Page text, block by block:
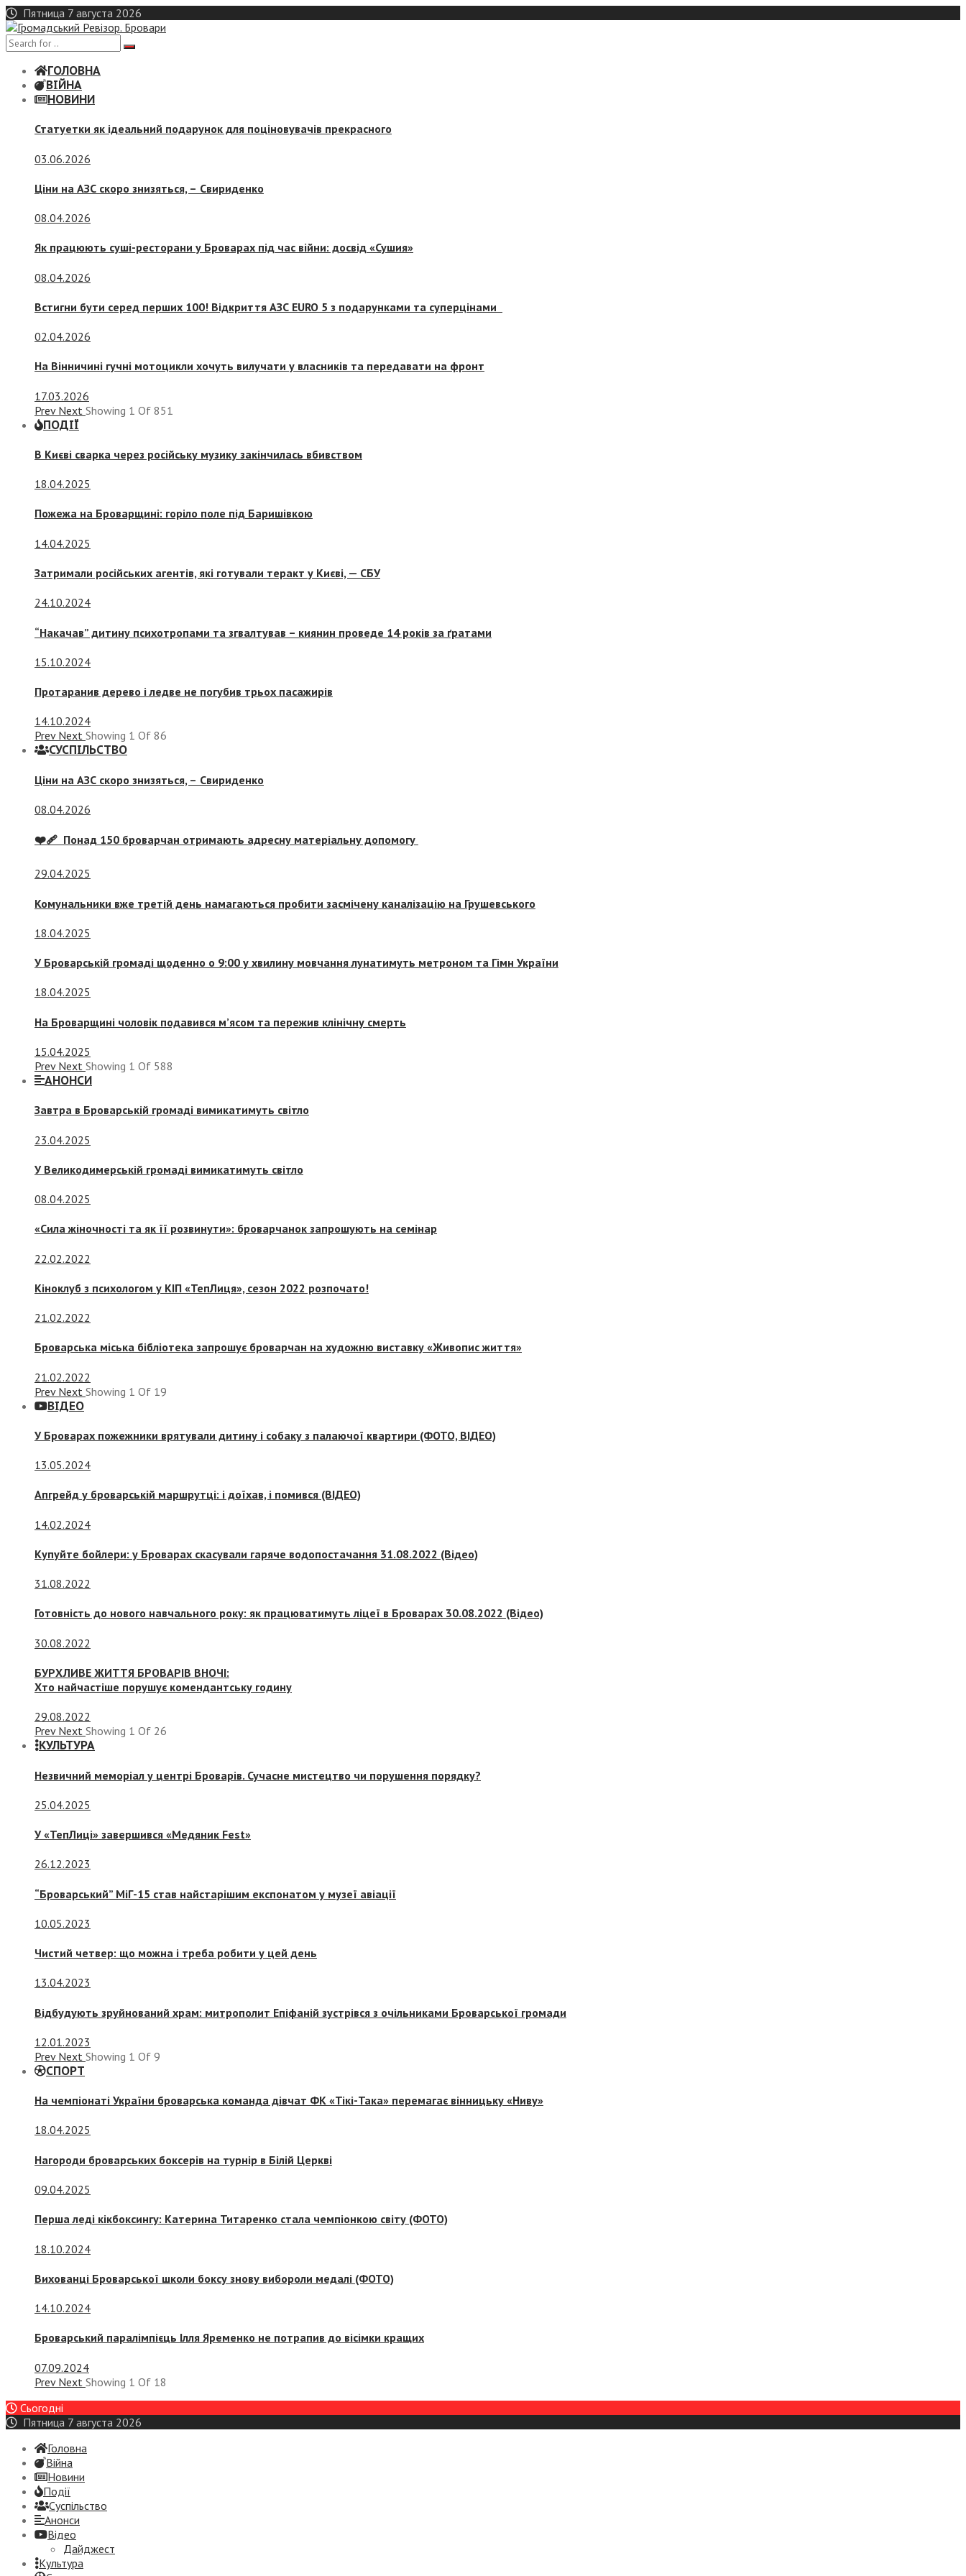
Skip
to
content
Пятница 7 августа 2026
ГОЛОВНА
ВІЙНА
НОВИНИ
Статуетки як ідеальний подарунок для поціновувачів прекрасного
03.06.2026
Ціни на АЗС скоро знизяться, – Свириденко
08.04.2026
Як працюють суші-ресторани у Броварах під час війни: досвід «Сушия»
08.04.2026
Встигни бути серед перших 100! Відкриття АЗС EURO 5 з подарунками та суперцінами
02.04.2026
На Вінничині гучні мотоцикли хочуть вилучати у власників та передавати на фронт
17.03.2026
Prev Next Showing 1 Of 851
ПОДІЇ
В Києві сварка через російську музику закінчилась вбивством
18.04.2025
Пожежа на Броварщині: горіло поле під Баришівкою
14.04.2025
Затримали російських агентів, які готували теракт у Києві, — СБУ
24.10.2024
“Накачав” дитину психотропами та згвалтував – киянин проведе 14 років за ґратами
15.10.2024
Протаранив дерево і ледве не погубив трьох пасажирів
14.10.2024
Prev Next Showing 1 Of 86
СУСПIЛЬСТВО
Ціни на АЗС скоро знизяться, – Свириденко
08.04.2026
❤️‍🩹 Понад 150 броварчан отримають адресну матеріальну допомогу
29.04.2025
Комунальники вже третій день намагаються пробити засмічену каналізацію на Грушевського
18.04.2025
У Броварській громаді щоденно о 9:00 у хвилину мовчання лунатимуть метроном та Гімн України
18.04.2025
На Броварщині чоловік подавився м’ясом та пережив клінічну смерть
15.04.2025
Prev Next Showing 1 Of 588
АНОНСИ
Завтра в Броварській громаді вимикатимуть світло
23.04.2025
У Великодимерській громаді вимикатимуть світло
08.04.2025
«Сила жіночності та як її розвинути»: броварчанок запрошують на семінар
22.02.2022
Кіноклуб з психологом у КІП «ТепЛиця», сезон 2022 розпочато!
21.02.2022
Броварська міська бібліотека запрошує броварчан на художню виставку «Живопис життя»
21.02.2022
Prev Next Showing 1 Of 19
ВІДЕО
У Броварах пожежники врятували дитину і собаку з палаючої квартири (ФОТО, ВІДЕО)
13.05.2024
Апгрейд у броварській маршрутці: і доїхав, і помився (ВІДЕО)
14.02.2024
Купуйте бойлери: у Броварах скасували гаряче водопостачання 31.08.2022 (Відео)
31.08.2022
Готовність до нового навчального року: як працюватимуть ліцеї в Броварах 30.08.2022 (Відео)
30.08.2022
БУРХЛИВЕ ЖИТТЯ БРОВАРІВ ВНОЧІ:
Хто найчастіше порушує комендантську годину
29.08.2022
Prev Next Showing 1 Of 26
КУЛЬТУРА
Незвичний меморіал у центрі Броварів. Сучасне мистецтво чи порушення порядку?
25.04.2025
У «ТепЛиці» завершився «Медяник Fest»
26.12.2023
“Броварський” МіГ-15 став найстарішим експонатом у музеї авіації
10.05.2023
Чистий четвер: що можна і треба робити у цей день
13.04.2023
Відбудують зруйнований храм: митрополит Епіфаній зустрівся з очільниками Броварської громади
12.01.2023
Prev Next Showing 1 Of 9
СПОРТ
На чемпіонаті України броварська команда дівчат ФК «Тікі-Така» перемагає вінницьку «Ниву»
18.04.2025
Нагороди броварських боксерів на турнір в Білій Церкві
09.04.2025
Перша леді кікбоксингу: Катерина Титаренко стала чемпіонкою світу (ФОТО)
18.10.2024
Вихованці Броварської школи боксу знову вибороли медалі (ФОТО)
14.10.2024
Броварський паралімпієць Ілля Яременко не потрапив до вісімки кращих
07.09.2024
Prev Next Showing 1 Of 18
Сьогодні
Пятница 7 августа 2026
Головна
Війна
Новини
Події
Суспiльство
Анонси
Відео
Дайджест
Культура